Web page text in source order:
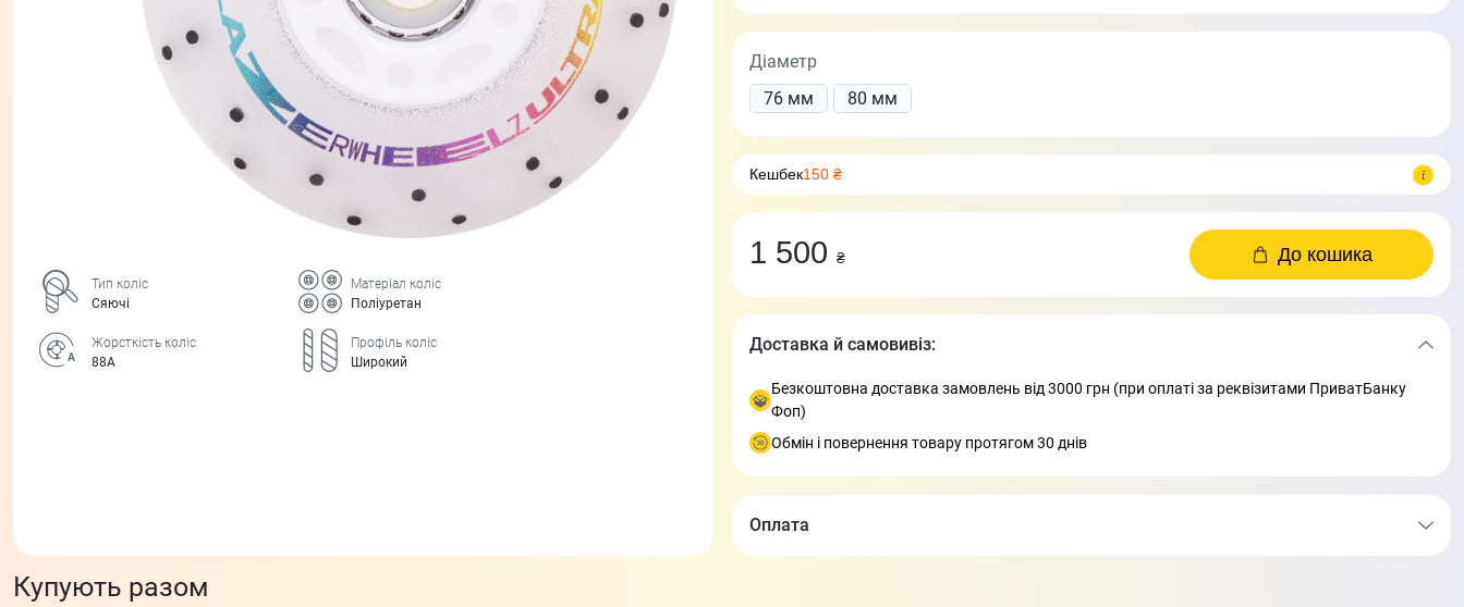
Тип коліс
Сяючі
Матеріал коліс
Поліуретан
Жорсткість коліс
88А
Профіль коліс
Широкий
Діаметр
76 мм
80 мм
Кешбек150 ₴
1 500 ₴ До кошика
Доставка й самовивіз:
Безкоштовна доставка замовлень від 3000 грн (при оплаті за реквізитами ПриватБанку
Фоп)
Обмін і повернення товару протягом 30 днів
Оплата
Купують разом